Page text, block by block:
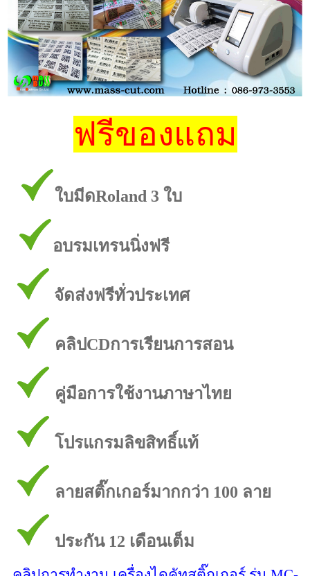
ฟรีของแถม
ใบมีดRoland 3 ใบ
อบรมเทรนนิ่งฟรี
จัดส่งฟรีทั่วประเทศ
คลิปCDการเรียนการสอน
คู่มือการใช้งานภาษาไทย
โปรแกรมลิขสิทธิ์แท้
ลายสติ๊กเกอร์มากกว่า 100 ลาย
ประกัน 12 เดือนเต็ม